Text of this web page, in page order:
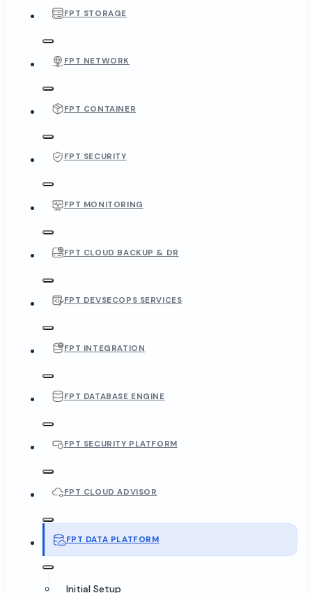
FPT STORAGE
FPT NETWORK
FPT CONTAINER
FPT SECURITY
FPT MONITORING
FPT CLOUD BACKUP & DR
FPT DEVSECOPS SERVICES
FPT INTEGRATION
FPT DATABASE ENGINE
FPT SECURITY PLATFORM
FPT CLOUD ADVISOR
FPT DATA PLATFORM
Initial Setup